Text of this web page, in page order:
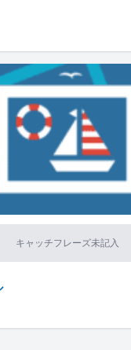
キャッチフレーズ未記入